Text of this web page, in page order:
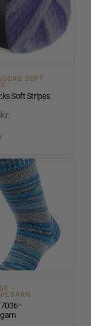
SOFT
Soft Stripes
kr.
-
-